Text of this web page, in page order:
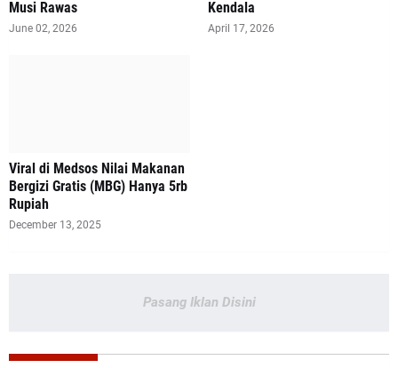
Musi Rawas
June 02, 2026
Kendala
April 17, 2026
Viral di Medsos Nilai Makanan
Bergizi Gratis (MBG) Hanya 5rb
Rupiah
December 13, 2025
Pasang Iklan Disini